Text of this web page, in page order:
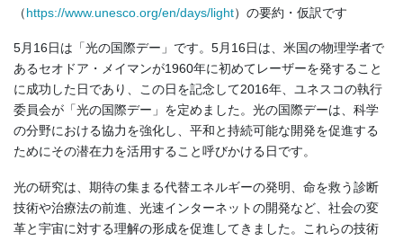
（https://www.unesco.org/en/days/light）の要約・仮訳です
5月16日は「光の国際デー」です。5月16日は、米国の物理学者で
あるセオドア・メイマンが1960年に初めてレーザーを発すること
に成功した日であり、この日を記念して2016年、ユネスコの執行
委員会が「光の国際デー」を定めました。光の国際デーは、科学
の分野における協力を強化し、平和と持続可能な開発を促進する
ためにその潜在力を活用すること呼びかける日です。
光の研究は、期待の集まる代替エネルギーの発明、命を救う診断
技術や治療法の前進、光速インターネットの開発など、社会の変
革と宇宙に対する理解の形成を促進してきました。これらの技術